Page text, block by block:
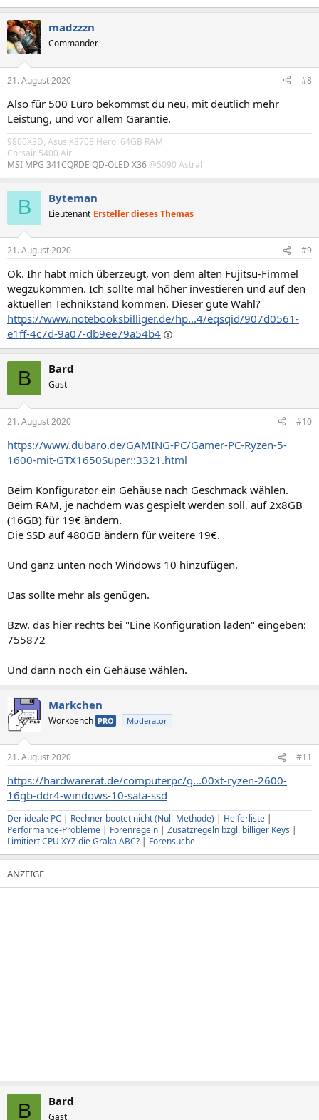
madzzzn
Commander
21. August 2020 #8
Also für 500 Euro bekommst du neu, mit deutlich mehr
Leistung, und vor allem Garantie.
9800X3D, Asus X870E Hero, 64GB RAM
Corsair 5400 Air
MSI MPG 341CQRDE QD-OLED X36 @5090 Astral
B Byteman
Lieutenant Ersteller dieses Themas
21. August 2020 #9
Ok. Ihr habt mich überzeugt, von dem alten Fujitsu-Fimmel
wegzukommen. Ich sollte mal höher investieren und auf den
aktuellen Technikstand kommen. Dieser gute Wahl?
https://www.notebooksbilliger.de/hp...4/eqsqid/907d0561-
e1ff-4c7d-9a07-db9ee79a54b4
B Bard
Gast
21. August 2020 #10
https://www.dubaro.de/GAMING-PC/Gamer-PC-Ryzen-5-
1600-mit-GTX1650Super::3321.html
Beim Konfigurator ein Gehäuse nach Geschmack wählen.
Beim RAM, je nachdem was gespielt werden soll, auf 2x8GB
(16GB) für 19€ ändern.
Die SSD auf 480GB ändern für weitere 19€.
Und ganz unten noch Windows 10 hinzufügen.
Das sollte mehr als genügen.
Bzw. das hier rechts bei "Eine Konfiguration laden" eingeben:
755872
Und dann noch ein Gehäuse wählen.
Markchen
Workbench PRO Moderator
21. August 2020 #11
https://hardwarerat.de/computerpc/g...00xt-ryzen-2600-
16gb-ddr4-windows-10-sata-ssd
Der ideale PC | Rechner bootet nicht (Null-Methode) | Helferliste |
Performance-Probleme | Forenregeln | Zusatzregeln bzgl. billiger Keys |
Limitiert CPU XYZ die Graka ABC? | Forensuche
B Bard
Gast